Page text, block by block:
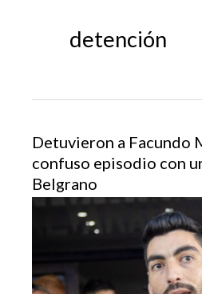
detención
Detuvieron a Facundo
confuso episodio con
Belgrano